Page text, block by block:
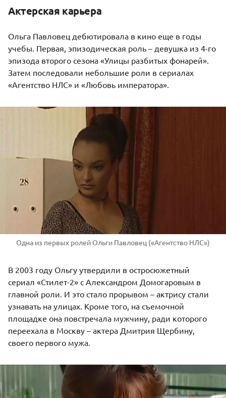
Актерская карьера
Ольга Павловец дебютировала в кино еще в годы
учебы. Первая, эпизодическая роль – девушка из 4-го
эпизода второго сезона «Улицы разбитых фонарей».
Затем последовали небольшие роли в сериалах
«Агентство НЛС» и «Любовь императора».
Одна из первых ролей Ольги Павловец («Агентство НЛС»)
В 2003 году Ольгу утвердили в остросюжетный
сериал «Стилет-2» с Александром Домогаровым в
главной роли. И это стало прорывом – актрису стали
узнавать на улицах. Кроме того, на съемочной
площадке она повстречала мужчину, ради которого
переехала в Москву – актера Дмитрия Щербину,
своего первого мужа.